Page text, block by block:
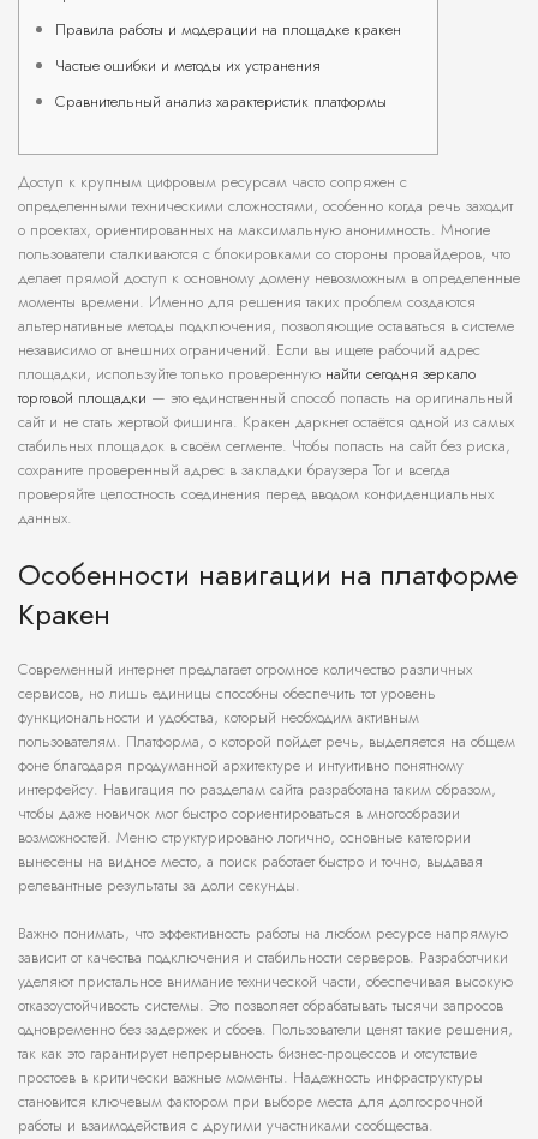
Правила работы и модерации на площадке кракен
Частые ошибки и методы их устранения
Сравнительный анализ характеристик платформы
Доступ к крупным цифровым ресурсам часто сопряжен с
определенными техническими сложностями, особенно когда речь заходит
о проектах, ориентированных на максимальную анонимность. Многие
пользователи сталкиваются с блокировками со стороны провайдеров, что
делает прямой доступ к основному домену невозможным в определенные
моменты времени. Именно для решения таких проблем создаются
альтернативные методы подключения, позволяющие оставаться в системе
независимо от внешних ограничений. Если вы ищете рабочий адрес
площадки, используйте только проверенную найти сегодня зеркало
торговой площадки — это единственный способ попасть на оригинальный
сайт и не стать жертвой фишинга. Кракен даркнет остаётся одной из самых
стабильных площадок в своём сегменте. Чтобы попасть на сайт без риска,
сохраните проверенный адрес в закладки браузера Tor и всегда
проверяйте целостность соединения перед вводом конфиденциальных
данных.
Особенности навигации на платформе
Кракен
Современный интернет предлагает огромное количество различных
сервисов, но лишь единицы способны обеспечить тот уровень
функциональности и удобства, который необходим активным
пользователям. Платформа, о которой пойдет речь, выделяется на общем
фоне благодаря продуманной архитектуре и интуитивно понятному
интерфейсу. Навигация по разделам сайта разработана таким образом,
чтобы даже новичок мог быстро сориентироваться в многообразии
возможностей. Меню структурировано логично, основные категории
вынесены на видное место, а поиск работает быстро и точно, выдавая
релевантные результаты за доли секунды.
Важно понимать, что эффективность работы на любом ресурсе напрямую
зависит от качества подключения и стабильности серверов. Разработчики
уделяют пристальное внимание технической части, обеспечивая высокую
отказоустойчивость системы. Это позволяет обрабатывать тысячи запросов
одновременно без задержек и сбоев. Пользователи ценят такие решения,
так как это гарантирует непрерывность бизнес-процессов и отсутствие
простоев в критически важные моменты. Надежность инфраструктуры
становится ключевым фактором при выборе места для долгосрочной
работы и взаимодействия с другими участниками сообщества.